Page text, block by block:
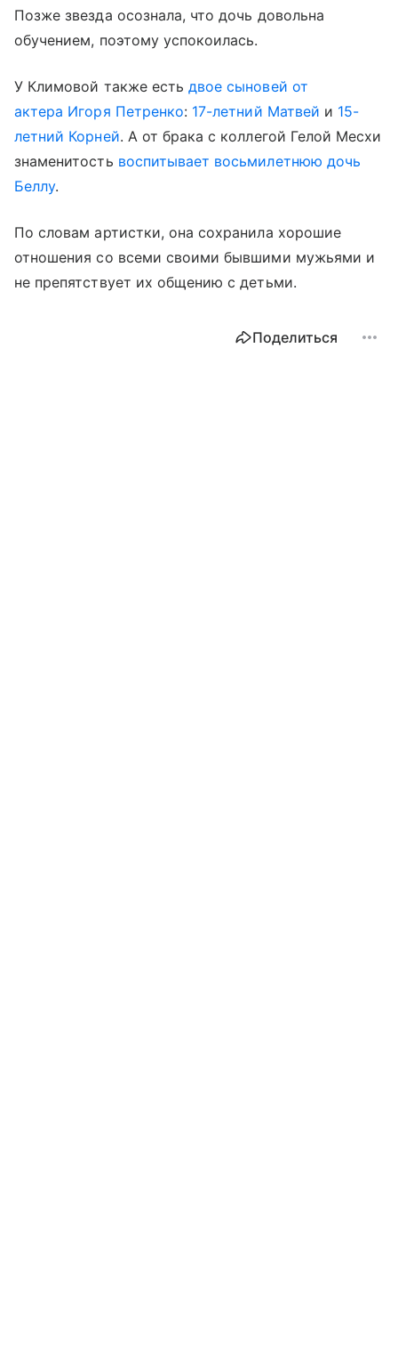
Позже звезда осознала, что дочь довольна
обучением, поэтому успокоилась.
У Климовой также естьдвое сыновей от
актера Игоря Петренко: 17-летний Матвей и 15-
летний Корней. А от брака с коллегой Гелой Месхи
знаменитость воспитывает восьмилетнюю дочь
Беллу.
По словам артистки, она сохранила хорошие
отношения со всеми своими бывшими мужьями и
не препятствует их общению с детьми.
Поделиться